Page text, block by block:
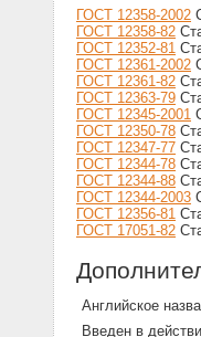
ГОСТ 12358-2002
ГОСТ 12358-82
ГОСТ 12352-81
ГОСТ 12361-2002
ГОСТ 12361-82
ГОСТ 12363-79
ГОСТ 12345-2001
ГОСТ 12350-78
ГОСТ 12347-77
ГОСТ 12344-78
ГОСТ 12344-88
ГОСТ 12344-2003
ГОСТ 12356-81
ГОСТ 17051-82
Английское
Введен в